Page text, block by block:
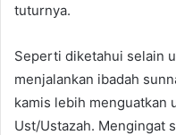
tuturnya.
Seperti diketahui selain
menjalankan ibadah
kamis lebih menguatkan
Ust/Ustazah. Mengingat